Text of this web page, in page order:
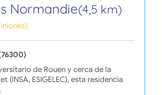
Normandie(4,5 km)
de Rouen y cerca de la
(INSA, ESIGELEC), esta residencia